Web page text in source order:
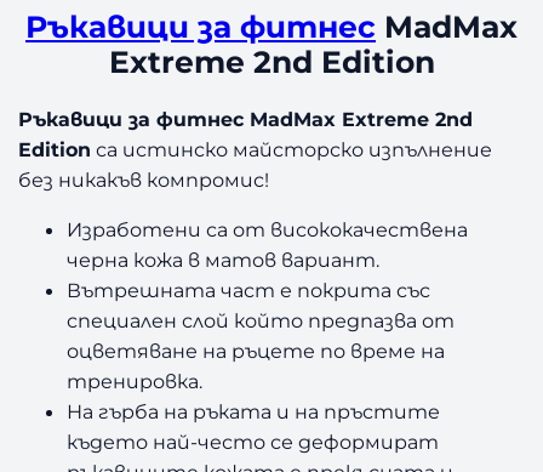
Ръкавици за фитнес MadMax
Extreme 2nd Edition
Ръкавици за фитнес MadMax Extreme 2nd
Edition са истинско майсторско изпълнение
без никакъв компромис!
Изработени са от висококачествена
черна кожа в матов вариант.
Вътрешната част е покрита със
специален слой който предпазва от
оцветяване на ръцете по време на
тренировка.
На гърба на ръката и на пръстите
където най-често се деформират